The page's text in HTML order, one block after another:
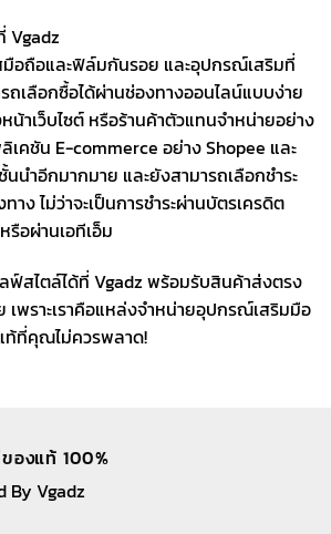
Vgadz
มือถือและฟิล์มกันรอย และอุปกรณ์เสริมที่
เลือกซื้อได้ผ่านช่องทางออนไลน์แบบง่าย
น้าเว็บไซต์ หรือร้านค้าตัวแทนจำหน่ายอย่าง
เคชัน E-commerce อย่าง Shopee และ
นนำอีกมากมาย และยังสามารถเลือกชำระ
าง ไม่ว่าจะเป็นการชำระผ่านบัตรเครดิต
รือผ่านเอทีเอ็ม
ฟ์สไตล์ได้ที่ Vgadz พร้อมรับสินค้าส่งตรง
พราะเราคือแหล่งจำหน่ายอุปกรณ์เสริมมือ
ท้ที่คุณไม่ควรพลาด!
องแท้ 100%
By Vgadz